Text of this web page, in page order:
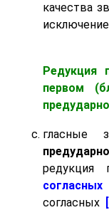
качества
Редукция
первом
гласные
редукция
согласных
согласных